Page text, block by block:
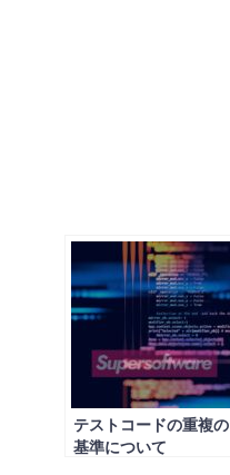
テストコードの重複の
基準について